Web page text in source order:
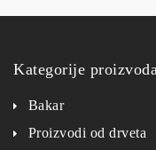
Kategorije
Bakar
Proizvodi od drveta